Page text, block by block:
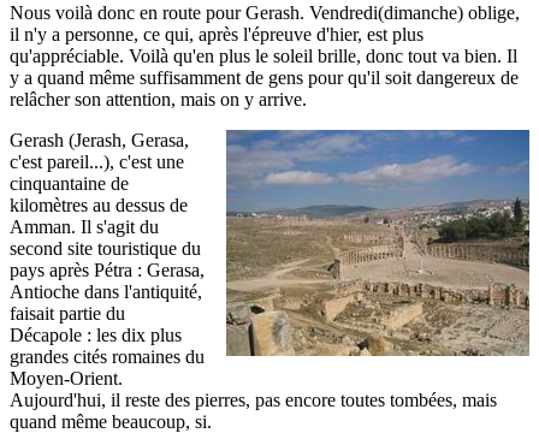
Nous voilà donc en route pour Gerash. Vendredi(dimanche) oblige,
il n'y a personne, ce qui, après l'épreuve d'hier, est plus
qu'appréciable. Voilà qu'en plus le soleil brille, donc tout va bien. Il
y a quand même suffisamment de gens pour qu'il soit dangereux de
relâcher son attention, mais on y arrive.
Gerash (Jerash, Gerasa,
c'est pareil...), c'est une
cinquantaine de
kilomètres au dessus de
Amman. Il s'agit du
second site touristique du
pays après Pétra : Gerasa,
Antioche dans l'antiquité,
faisait partie du
Décapole : les dix plus
grandes cités romaines du
Moyen-Orient.
Aujourd'hui, il reste des pierres, pas encore toutes tombées, mais
quand même beaucoup, si.